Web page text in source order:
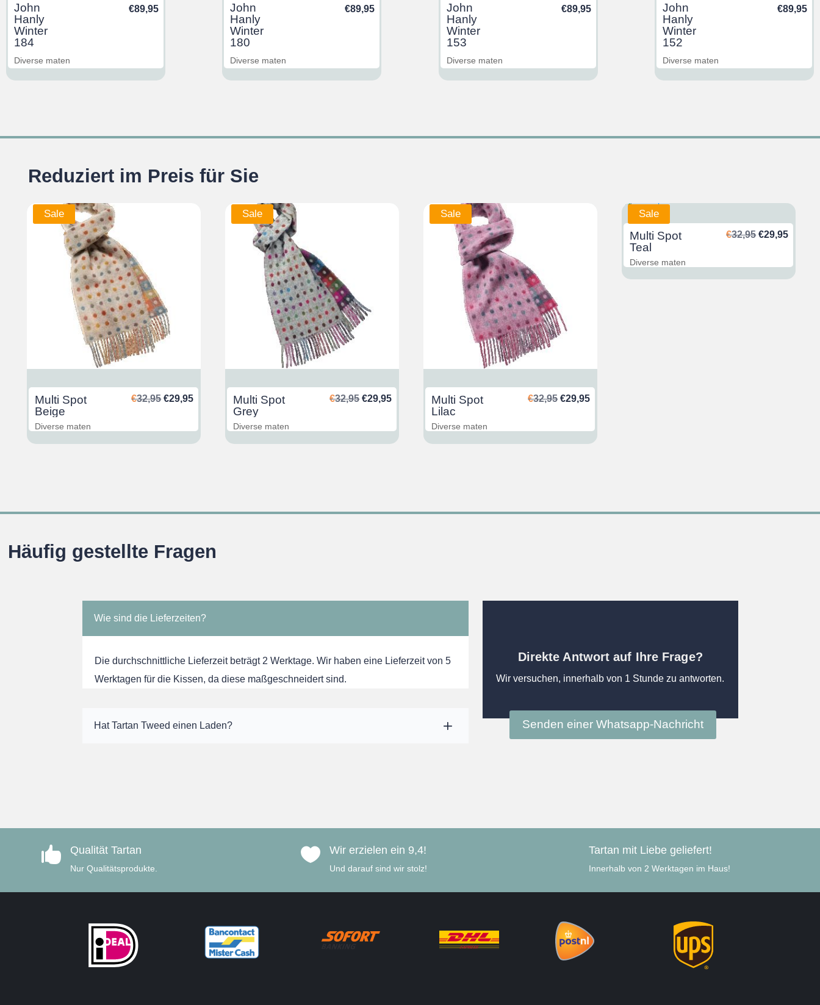
John
Hanly
Winter
184
€89,95
Diverse maten
John
Hanly
Winter
180
€89,95
Diverse maten
John
Hanly
Winter
153
€89,95
Diverse maten
John
Hanly
Winter
152
€89,95
Diverse maten
Reduziert im Preis für Sie
Sale
Multi Spot
Beige
€32,95 Ursprünglicher
€32,95
€29,95Aktueller
€29,95.
Diverse maten
Sale
Multi Spot
Grey
€32,95 Ursprünglicher
€32,95
€29,95Aktueller
€29,95.
Diverse maten
Sale
Multi Spot
Lilac
€32,95 Ursprünglicher
€32,95
€29,95Aktueller
€29,95.
Diverse maten
Sale
Multi Spot
Teal
€32,95
€32,95
€29,95
€29,95.
Diverse maten
Häufig gestellte Fragen
Wie sind die Lieferzeiten?
Die durchschnittliche Lieferzeit beträgt 2 Werktage. Wir haben eine Lieferzeit von 5
Werktagen für die Kissen, da diese maßgeschneidert sind.
Hat Tartan Tweed einen Laden?
Direkte Antwort auf Ihre Frage?
Wir versuchen, innerhalb von 1 Stunde zu antworten.
Senden einer Whatsapp-Nachricht
 Qualität Tartan
Nur Qualitätsprodukte.
 Wir erzielen ein 9,4!
Und darauf sind wir stolz!
Tartan mit Liebe geliefert!
Innerhalb von 2 Werktagen im Haus!